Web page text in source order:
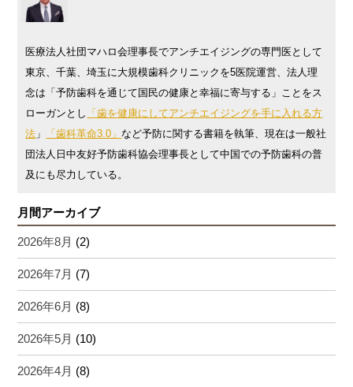
医療法人社団マハロ会理事長でアンチエイジングの専門医として
東京、千葉、埼玉に大規模歯科クリニックを5医院運営、法人理
念は「予防歯科を通じて国民の健康と幸福に寄与する」ことをス
ローガンとし 「歯を健康にしてアンチエイジングを手に入れる方
法 」 「歯科革命3.0」 など予防に関する書籍を執筆、現在は一般社
団法人日中友好予防歯科協会理事長として中国での予防歯科の普
及にも尽力している。
月間アーカイブ
2026年8月 (2)
2026年7月 (7)
2026年6月 (8)
2026年5月 (10)
2026年4月 (8)